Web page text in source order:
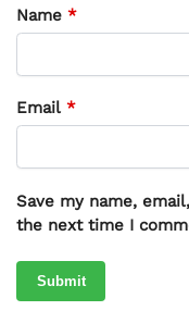
Name *
Email *
Save my name,
the next time I